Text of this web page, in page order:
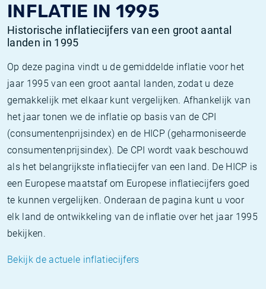
INFLATIE IN 1995
Historische inflatiecijfers van een groot aantal
landen in 1995
Op deze pagina vindt u de gemiddelde inflatie voor het
jaar 1995 van een groot aantal landen, zodat u deze
gemakkelijk met elkaar kunt vergelijken. Afhankelijk van
het jaar tonen we de inflatie op basis van de CPI
(consumentenprijsindex) en de HICP (geharmoniseerde
consumentenprijsindex). De CPI wordt vaak beschouwd
als het belangrijkste inflatiecijfer van een land. De HICP is
een Europese maatstaf om Europese inflatiecijfers goed
te kunnen vergelijken. Onderaan de pagina kunt u voor
elk land de ontwikkeling van de inflatie over het jaar 1995
bekijken.
Bekijk de actuele inflatiecijfers